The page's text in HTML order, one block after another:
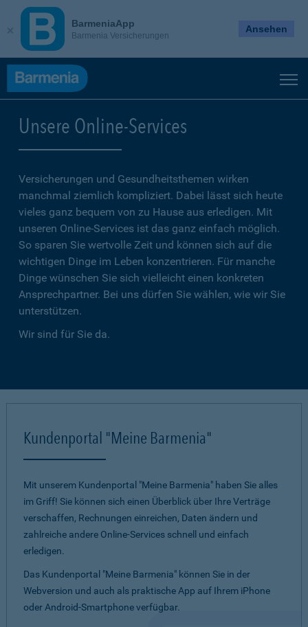
Unsere Online-Services
Versicherungen und Gesundheitsthemen wirken
manchmal ziemlich kompliziert. Dabei lässt sich heute
vieles ganz bequem von zu Hause aus erledigen. Mit
unseren Online-Services ist das ganz einfach möglich.
So sparen Sie wertvolle Zeit und können sich auf die
wichtigen Dinge im Leben konzentrieren. Für manche
Dinge wünschen Sie sich vielleicht einen konkreten
Ansprechpartner. Bei uns dürfen Sie wählen, wie wir Sie
unterstützen.
Wir sind für Sie da.
Kundenportal "Meine Barmenia"
Mit unserem Kundenportal "Meine Barmenia" haben Sie alles
im Griff! Sie können sich einen Überblick über Ihre Verträge
verschaffen, Rechnungen einreichen, Daten ändern und
zahlreiche andere Online-Services schnell und einfach
erledigen.
Das Kundenportal "Meine Barmenia" können Sie in der
Webversion und auch als praktische App auf Ihrem iPhone
oder Android-Smartphone verfügbar.
BarmeniaApp
Barmenia Versicherungen
Ansehen